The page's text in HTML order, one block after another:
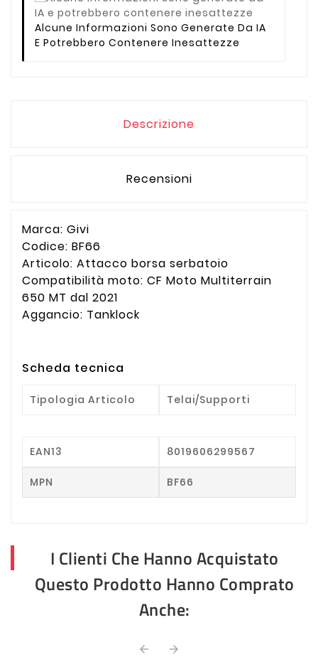
Alcune Informazioni Sono Generate Da IA
E Potrebbero Contenere Inesattezze
Descrizione
Recensioni
Marca: Givi
Codice: BF66
Articolo: Attacco borsa serbatoio
Compatibilità moto: CF Moto Multiterrain
650 MT dal 2021
Aggancio: Tanklock
Scheda tecnica
Tipologia Articolo Telai/Supporti
EAN13 8019606299567
MPN BF66
I Clienti Che Hanno Acquistato
Questo Prodotto Hanno Comprato
Anche:
 